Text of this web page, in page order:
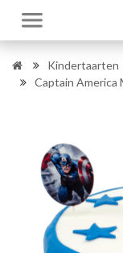
Kindertaarten
Captain America